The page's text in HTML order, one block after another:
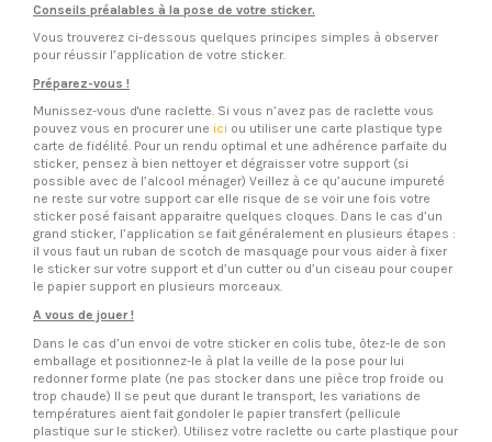
Conseils préalables à la pose de votre sticker.
Vous trouverez ci-dessous quelques principes simples à observer
pour réussir l’application de votre sticker.
Préparez-vous !
Munissez-vous d'une raclette. Si vous n’avez pas de raclette vous
pouvez vous en procurer une ici ou utiliser une carte plastique type
carte de fidélité. Pour un rendu optimal et une adhérence parfaite du
sticker, pensez à bien nettoyer et dégraisser votre support (si
possible avec de l’alcool ménager) Veillez à ce qu’aucune impureté
ne reste sur votre support car elle risque de se voir une fois votre
sticker posé faisant apparaitre quelques cloques. Dans le cas d’un
grand sticker, l’application se fait généralement en plusieurs étapes :
il vous faut un ruban de scotch de masquage pour vous aider à fixer
le sticker sur votre support et d’un cutter ou d’un ciseau pour couper
le papier support en plusieurs morceaux.
A vous de jouer !
Dans le cas d’un envoi de votre sticker en colis tube, ôtez-le de son
emballage et positionnez-le à plat la veille de la pose pour lui
redonner forme plate (ne pas stocker dans une pièce trop froide ou
trop chaude) Il se peut que durant le transport, les variations de
températures aient fait gondoler le papier transfert (pellicule
plastique sur le sticker). Utilisez votre raclette ou carte plastique pour